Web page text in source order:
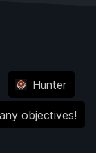
Hunter
objectives!